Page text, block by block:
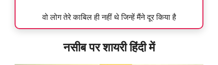
वो लोग तेरे काबिल ही नहीं थे जिन्हें मैंने दूर किया है
नसीब पर शायरी हिंदी में